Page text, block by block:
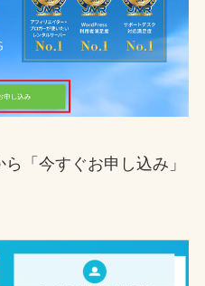
「今すぐお申し込み」